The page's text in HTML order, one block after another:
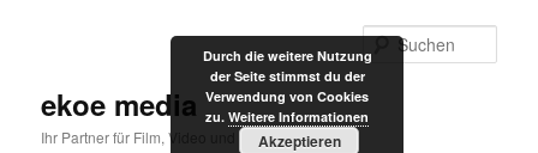
ekoe media
Ihr Partner für Film, Video und Internet
Durch die weitere Nutzung
der Seite stimmst du der
Verwendung von Cookies
zu. Weitere Informationen
Akzeptieren